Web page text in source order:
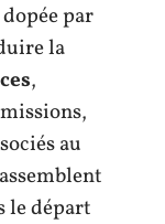
par
la
,
au
le départ